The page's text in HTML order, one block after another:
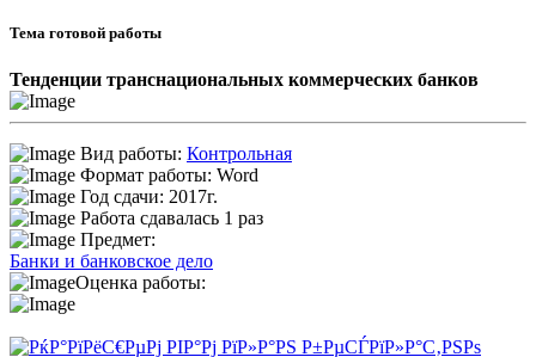
Тема готовой работы
Тенденции транснациональных коммерческих банков
Вид работы: Контрольная
Формат работы: Word
Год сдачи: 2017г.
Работа сдавалась 1 раз
Предмет:
Банки и банковское дело
Оценка работы: